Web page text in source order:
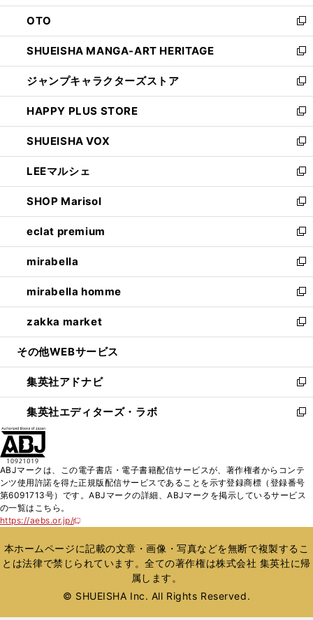
ウ
で
開
く
ン
ド
ウ
で
開
く
OTO
新
し
い
ウ
ィ
ン
ド
ウ
で
開
く
SHUEISHA MANGA-ART HERITAGE
新
し
い
ウ
ィ
ン
ド
ウ
で
開
く
ジャンプキャラクターズストア
新
し
い
ウ
ィ
ン
ド
ウ
で
開
く
HAPPY PLUS STORE
新
し
い
ウ
ィ
ン
ド
ウ
で
開
く
SHUEISHA VOX
新
し
い
ウ
ィ
ン
ド
ウ
で
開
く
LEEマルシェ
新
し
い
ウ
ィ
ン
ド
ウ
で
開
く
SHOP Marisol
新
し
い
ウ
ィ
ン
ド
ウ
で
開
eclat premium
新
し
い
ウ
ィ
ン
ド
ウ
開
く
mirabella
新
し
い
ウ
ィ
ン
ウ
で
開
く
mirabella homme
新
し
い
ウ
ン
ド
ウ
で
zakka market
新
し
ウ
ィ
ン
ド
く
その他WEBサービス
集英社アドナビ
新
し
い
ド
ウ
で
集英社エディターズ・ラボ
新
ィ
ン
ド
開
く
ABJマークは、この電子書店・電子書籍配信サービスが、著作権者からコンテ
ンツ使用許諾を得た正規版配信サービスであることを示す登録商標（登録番号
第6091713号）です。ABJマークの詳細、ABJマークを掲示しているサービス
の一覧はこちら。
https://aebs.or.jp/
新
い
ウ
ィ
ウ
本ホームページに記載の文章・画像・写真などを無断で複製するこ
とは法律で禁じられています。全ての著作権は株式会社 集英社に帰
属します。
© SHUEISHA Inc. All Rights Reserved.